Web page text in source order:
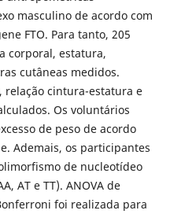
masculino de acordo com
FTO. Para tanto, 205
corporal, estatura,
cutâneas medidos.
relação cintura-estatura e
Os voluntários
de peso de acordo
Ademais, os participantes
de nucleotídeo
AT e TT). ANOVA de
foi realizada para